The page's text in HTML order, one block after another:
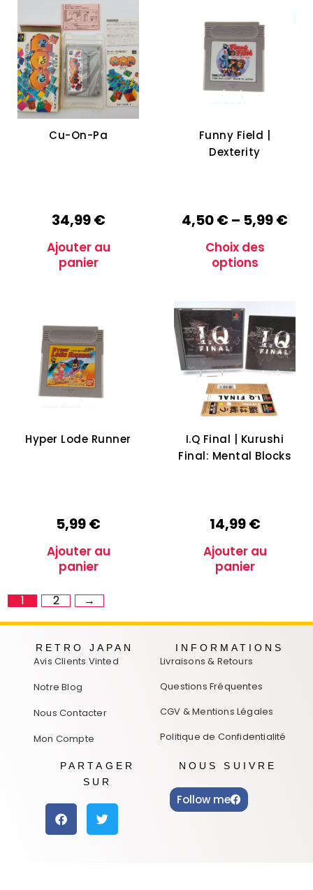
Cu-On-Pa
34,99€
Ajouter au
panier
Funny Field |
Dexterity
4,50€– 5,99€
Choix des
options
Hyper Lode Runner
5,99€
Ajouter au
panier
I.Q Final | Kurushi
Final: Mental Blocks
14,99€
Ajouter au
panier
1 2 →
RETRO JAPAN
Avis Clients Vinted
Notre Blog
Nous Contacter
Mon Compte
INFORMATIONS
Livraisons & Retours
Questions Fréquentes
CGV & Mentions Légales
Politique de Confidentialité
PARTAGER
SUR
NOUS SUIVRE
Follow me